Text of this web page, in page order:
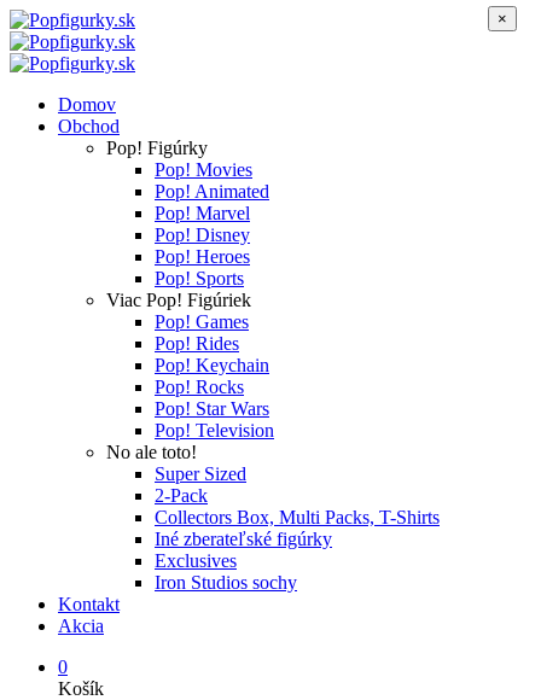
Domov
Obchod
Pop! Figúrky
Pop! Movies
Pop! Animated
Pop! Marvel
Pop! Disney
Pop! Heroes
Pop! Sports
Viac Pop! Figúriek
Pop! Games
Pop! Rides
Pop! Keychain
Pop! Rocks
Pop! Star Wars
Pop! Television
No ale toto!
Super Sized
2-Pack
Collectors Box, Multi Packs, T-Shirts
Iné zberateľské figúrky
Exclusives
Iron Studios sochy
Kontakt
Akcia
0
Košík
×